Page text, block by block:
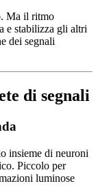
Ma il ritmo
e stabilizza gli altri
dei segnali
di segnali
insieme di neuroni
Piccolo per
luminose